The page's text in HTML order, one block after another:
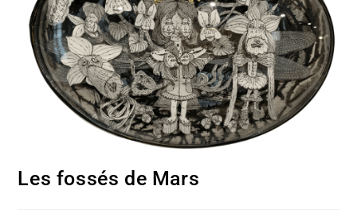
Les fossés de Mars